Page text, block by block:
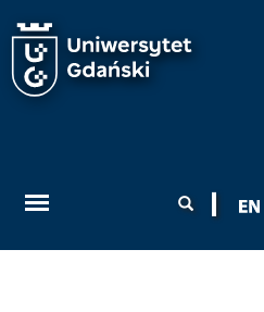
wyszukiwania